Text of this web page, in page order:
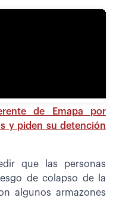
de Emapa por
y piden su detención
que las personas
de colapso de la
algunos armazones